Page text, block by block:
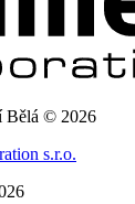
Bělá © 2026
s.r.o.